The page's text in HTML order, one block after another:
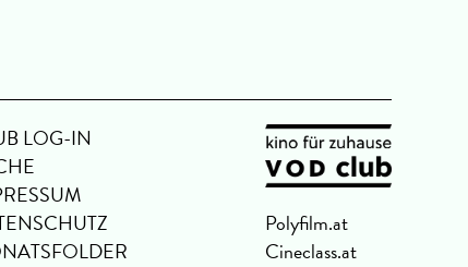
LOG-IN
Polyfilm.at
Cineclass.at